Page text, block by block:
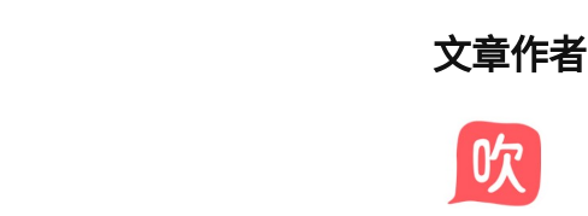
文章作者